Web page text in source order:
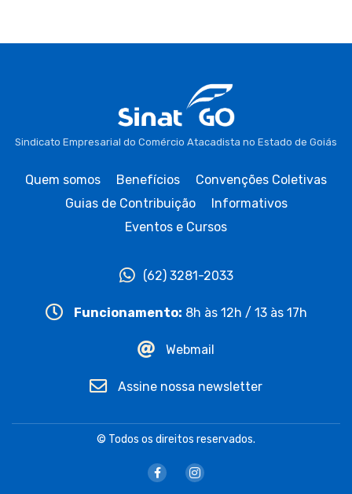
Sindicato Empresarial do Comércio Atacadista no Estado de Goiás
Quem somos Benefícios
Convenções Coletivas
Guias de Contribuição
Informativos
Eventos e Cursos
(62) 3281-2033
Funcionamento: 8h às 12h / 13 às 17h
Webmail
Assine nossa newsletter
© Todos os direitos reservados.